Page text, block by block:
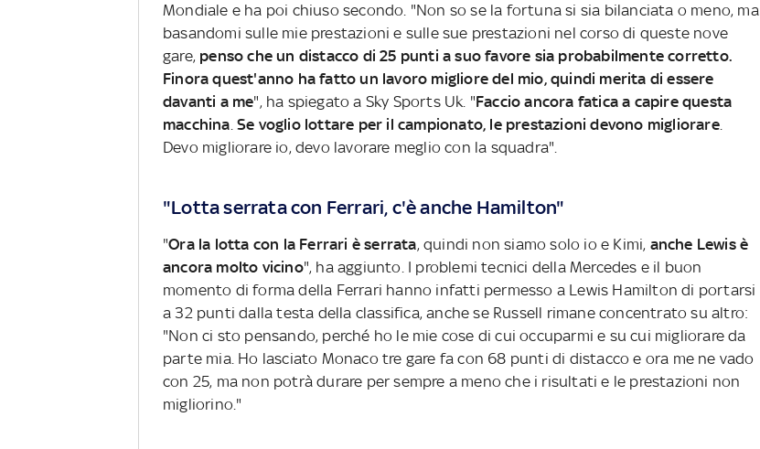
Mondiale e ha poi chiuso secondo. "Non so se la fortuna si sia bilanciata o meno, ma
basandomi sulle mie prestazioni e sulle sue prestazioni nel corso di queste nove
gare, penso che un distacco di 25 punti a suo favore sia probabilmente corretto.
Finora quest'anno ha fatto un lavoro migliore del mio, quindi merita di essere
davanti a me", ha spiegato a Sky Sports Uk. "Faccio ancora fatica a capire questa
macchina.Se voglio lottare per il campionato, le prestazioni devono migliorare.
Devo migliorare io, devo lavorare meglio con la squadra".
"Lotta serrata con Ferrari, c'è anche Hamilton"
"Ora la lotta con la Ferrari è serrata, quindi non siamo solo io e Kimi, anche Lewis è
ancora molto vicino", ha aggiunto. I problemi tecnici della Mercedes e il buon
momento di forma della Ferrari hanno infatti permesso a Lewis Hamilton di portarsi
a 32 punti dalla testa della classifica, anche se Russell rimane concentrato su altro:
"Non ci sto pensando, perché ho le mie cose di cui occuparmi e su cui migliorare da
parte mia. Ho lasciato Monaco tre gare fa con 68 punti di distacco e ora me ne vado
con 25, ma non potrà durare per sempre a meno che i risultati e le prestazioni non
migliorino."